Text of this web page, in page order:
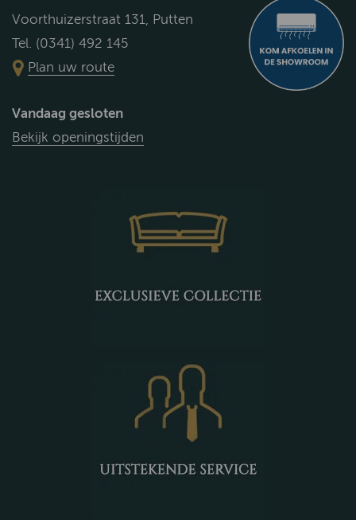
Voorthuizerstraat 131, Putten
Tel. (0341) 492 145
Plan uw route
Vandaag gesloten
Bekijk openingstijden